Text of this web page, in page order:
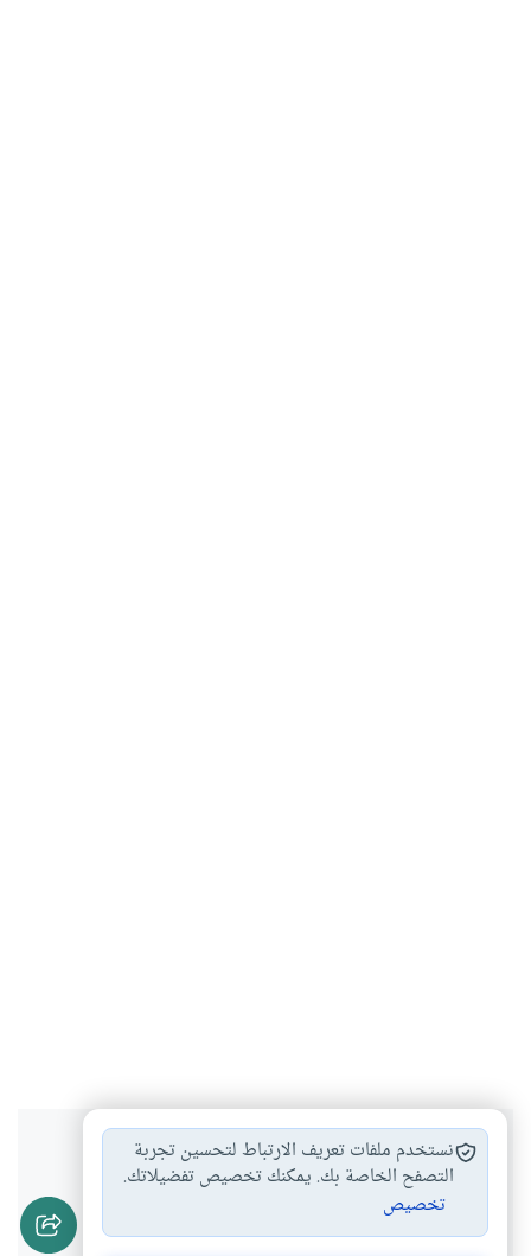
هل انتفعت بهذا المحتوى؟
نعم لا
نستخدم ملفات تعريف الارتباط لتحسين تجربة
التصفح الخاصة بك. يمكنك تخصيص تفضيلاتك.
تخصيص